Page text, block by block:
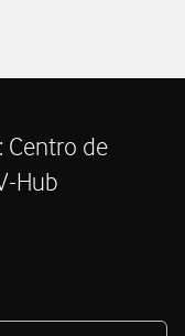
Centro de
Hub